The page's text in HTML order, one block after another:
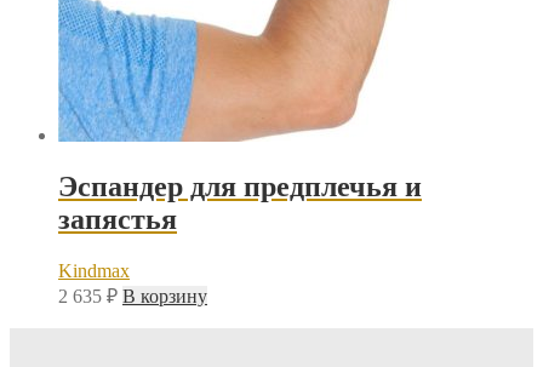
Эспандер для предплечья и
запястья
Kindmax
2 635 ₽ В корзину